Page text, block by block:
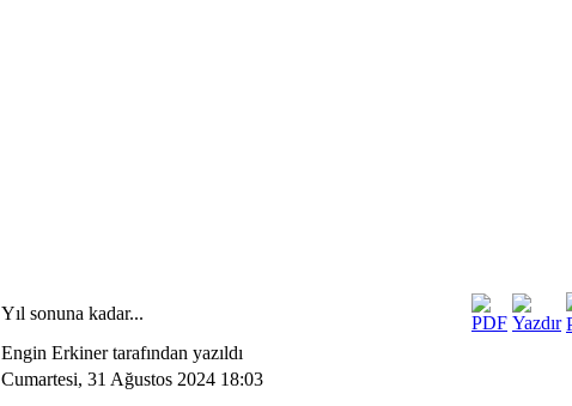
Yıl sonuna kadar...
Engin Erkiner tarafından yazıldı
Cumartesi, 31 Ağustos 2024 18:03